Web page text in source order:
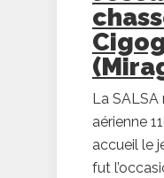
La
aérienne
accueil le
fut